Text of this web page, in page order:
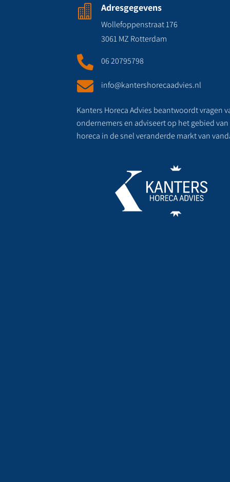
 Adresgegevens
Wollefoppenstraat 176
3061 MZ Rotterdam
 06 20795798
 info@kantershorecaadvies.nl
Kanters Horeca Advies beantwoordt vragen
ondernemers en adviseert op het gebied van
horeca in de snel veranderde markt van